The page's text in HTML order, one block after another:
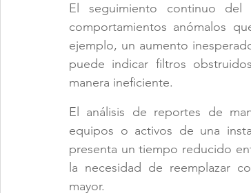
El seguimiento continuo
comportamientos anómalos
ejemplo, un aumento
puede indicar filtros
manera ineficiente.
El análisis de reportes de
equipos o activos de una
presenta un tiempo reducido
la necesidad de reemplazar
mayor.